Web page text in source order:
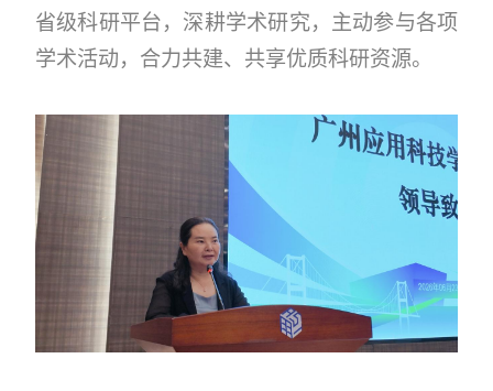
省级科研平台，深耕学术研究，主动参与各项
学术活动，合力共建、共享优质科研资源。